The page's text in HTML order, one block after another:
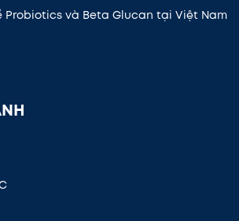
Probiotics và Beta Glucan tại Việt Nam